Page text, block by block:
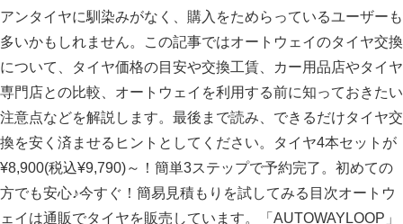
アンタイヤに馴染みがなく、購入をためらっているユーザーも
多いかもしれません。この記事ではオートウェイのタイヤ交換
について、タイヤ価格の目安や交換工賃、カー用品店やタイヤ
専門店との比較、オートウェイを利用する前に知っておきたい
注意点などを解説します。最後まで読み、できるだけタイヤ交
換を安く済ませるヒントとしてください。タイヤ4本セットが
¥8,900(税込¥9,790)～！簡単3ステップで予約完了。初めての
方でも安心♪今すぐ！簡易見積もりを試してみる目次オートウ
ェイは通販でタイヤを販売しています。「AUTOWAYLOOP」